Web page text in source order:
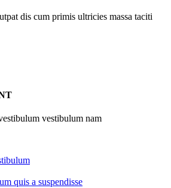
dis cum primis ultricies massa taciti
vestibulum nam
quis a suspendisse